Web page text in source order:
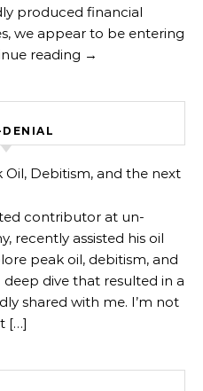
produced financial
we appear to be entering
reading →
Oil, Debitism, and the next
contributor at un-
recently assisted his oil
peak oil, debitism, and
dive that resulted in a
shared with me. I’m not
[…]